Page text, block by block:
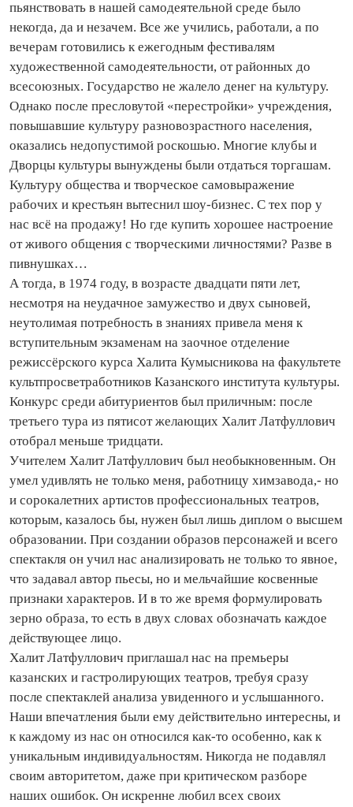
пьянствовать в нашей самодеятельной среде было
некогда, да и незачем. Все же учились, работали, а по
вечерам готовились к ежегодным фестивалям
художественной самодеятельности, от районных до
всесоюзных. Государство не жалело денег на культуру.
Однако после пресловутой «перестройки» учреждения,
повышавшие культуру разновозрастного населения,
оказались недопустимой роскошью. Многие клубы и
Дворцы культуры вынуждены были отдаться торгашам.
Культуру общества и творческое самовыражение
рабочих и крестьян вытеснил шоу-бизнес. С тех пор у
нас всё на продажу! Но где купить хорошее настроение
от живого общения с творческими личностями? Разве в
пивнушках…
А тогда, в 1974 году, в возрасте двадцати пяти лет,
несмотря на неудачное замужество и двух сыновей,
неутолимая потребность в знаниях привела меня к
вступительным экзаменам на заочное отделение
режиссёрского курса Халита Кумысникова на факультете
культпросветработников Казанского института культуры.
Конкурс среди абитуриентов был приличным: после
третьего тура из пятисот желающих Халит Латфуллович
отобрал меньше тридцати.
Учителем Халит Латфуллович был необыкновенным. Он
умел удивлять не только меня, работницу химзавода,- но
и сорокалетних артистов профессиональных театров,
которым, казалось бы, нужен был лишь диплом о высшем
образовании. При создании образов персонажей и всего
спектакля он учил нас анализировать не только то явное,
что задавал автор пьесы, но и мельчайшие косвенные
признаки характеров. И в то же время формулировать
зерно образа, то есть в двух словах обозначать каждое
действующее лицо.
Халит Латфуллович приглашал нас на премьеры
казанских и гастролирующих театров, требуя сразу
после спектаклей анализа увиденного и услышанного.
Наши впечатления были ему действительно интересны, и
к каждому из нас он относился как-то особенно, как к
уникальным индивидуальностям. Никогда не подавлял
своим авторитетом, даже при критическом разборе
наших ошибок. Он искренне любил всех своих